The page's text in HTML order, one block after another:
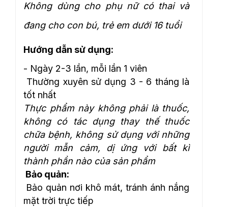
Không dùng cho phụ nữ có thai và
đang cho con bú, trẻ em dưới 16 tuổi
Hướng dẫn sử dụng:
- Ngày 2-3 lần, mỗi lần 1 viên
Thường xuyên sử dụng 3 - 6 tháng là
tốt nhất
Thực phẩm này không phải là thuốc,
không có tác dụng thay thế thuốc
chữa bệnh, không sử dụng với những
người mẫn cảm, dị ứng với bất kì
thành phần nào của sản phẩm
Bảo quản:
Bảo quản nơi khô mát, tránh ánh nắng
mặt trời trực tiếp